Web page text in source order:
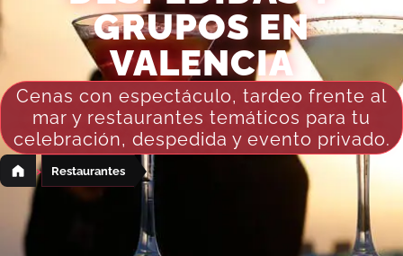
GRUPOS EN
VALENCIA
Cenas con espectáculo, tardeo frente al
mar y restaurantes temáticos para tu
celebración, despedida y evento privado.
› Restaurantes